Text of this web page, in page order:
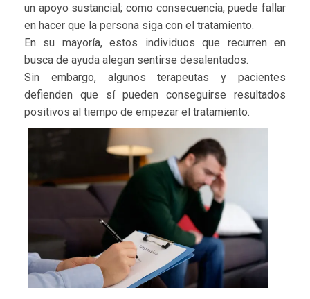
un apoyo sustancial; como consecuencia, puede fallar
en hacer que la persona siga con el tratamiento.
En su mayoría, estos individuos que recurren en
busca de ayuda alegan sentirse desalentados.
Sin embargo, algunos terapeutas y pacientes
defienden que sí pueden conseguirse resultados
positivos al tiempo de empezar el tratamiento.